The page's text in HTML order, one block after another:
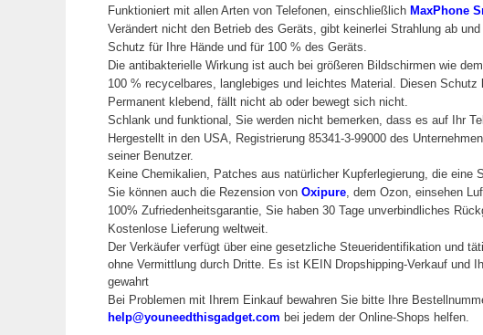
Funktioniert mit allen Arten von Telefonen, einschließlich MaxPhone
Verändert nicht den Betrieb des Geräts, gibt keinerlei Strahlung ab und
Schutz für Ihre Hände und für 100 % des Geräts.
Die antibakterielle Wirkung ist auch bei größeren Bildschirmen wie
100 % recycelbares, langlebiges und leichtes Material. Diesen Schutz
Permanent klebend, fällt nicht ab oder bewegt sich nicht.
Schlank und funktional, Sie werden nicht bemerken, dass es auf Ihr
Hergestellt in den USA, Registrierung 85341-3-99000 des
seiner Benutzer.
Keine Chemikalien, Patches aus natürlicher Kupferlegierung, die eine
Sie können auch die Rezension von Oxipure , dem Ozon, einsehen
100% Zufriedenheitsgarantie, Sie haben 30 Tage unverbindliches
Kostenlose Lieferung weltweit.
Der Verkäufer verfügt über eine gesetzliche Steueridentifikation und
ohne Vermittlung durch Dritte. Es ist KEIN Dropshipping-Verkauf und
gewahrt
Bei Problemen mit Ihrem Einkauf bewahren Sie bitte Ihre
help@youneedthisgadget.com bei jedem der Online-Shops helfen.